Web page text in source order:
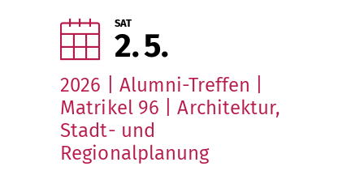
SAT
2 5
2026 | Alumni-Treffen |
Matrikel 96 | Architektur,
Stadt- und
Regionalplanung